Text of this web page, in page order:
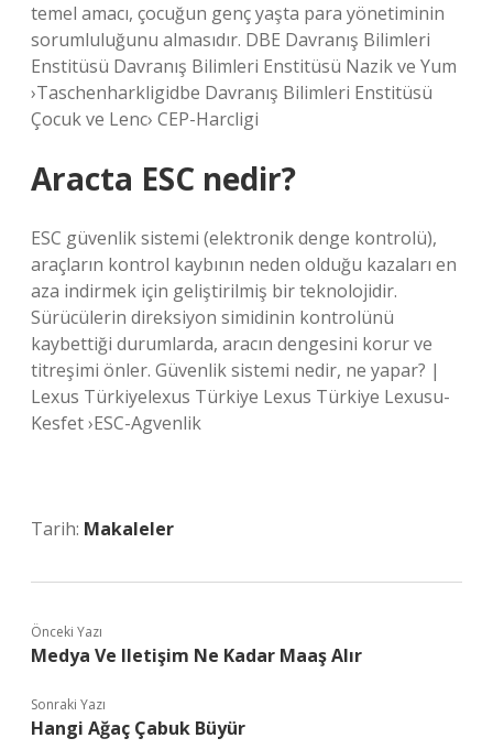
temel amacı, çocuğun genç yaşta para yönetiminin
sorumluluğunu almasıdır. DBE Davranış Bilimleri
Enstitüsü Davranış Bilimleri Enstitüsü Nazik ve Yum
›Taschenharkligidbe Davranış Bilimleri Enstitüsü
Çocuk ve Lenc› CEP-Harcligi
Aracta ESC nedir?
ESC güvenlik sistemi (elektronik denge kontrolü),
araçların kontrol kaybının neden olduğu kazaları en
aza indirmek için geliştirilmiş bir teknolojidir.
Sürücülerin direksiyon simidinin kontrolünü
kaybettiği durumlarda, aracın dengesini korur ve
titreşimi önler. Güvenlik sistemi nedir, ne yapar? |
Lexus Türkiyelexus Türkiye Lexus Türkiye Lexusu-
Kesfet ›ESC-Agvenlik
Tarih: Makaleler
Önceki Yazı
Medya Ve Iletişim Ne Kadar Maaş Alır
Sonraki Yazı
Hangi Ağaç Çabuk Büyür